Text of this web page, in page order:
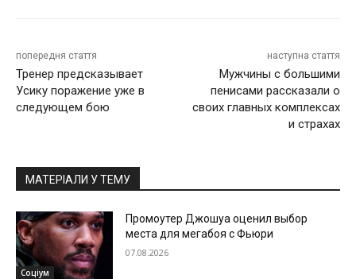
попередня стаття
Тренер предсказывает
Усику поражение уже в
следующем бою
наступна стаття
Мужчины с большими
пенисами рассказали о
своих главных комплексах
и страхах
МАТЕРІАЛИ У ТЕМУ
Соціум
Промоутер Джошуа оценил выбор
места для мегабоя с Фьюри
07.08.2026